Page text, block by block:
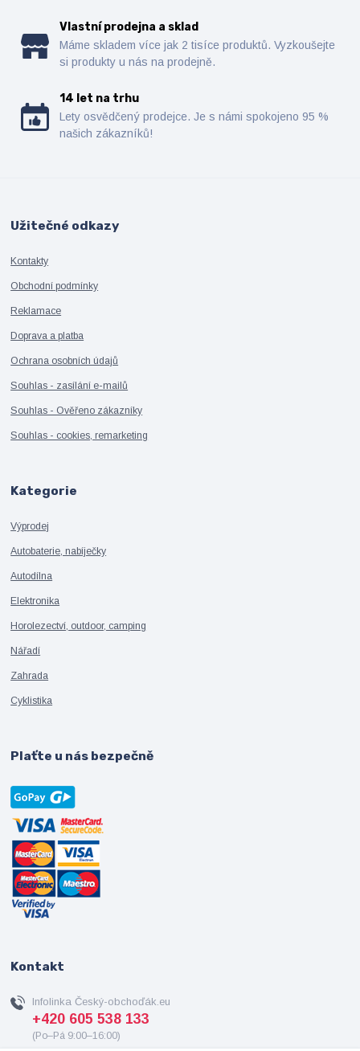
Vlastní prodejna a sklad
Máme skladem více jak 2 tisíce produktů. Vyzkoušejte
si produkty u nás na prodejně.
14 let na trhu
Lety osvědčený prodejce. Je s námi spokojeno 95 %
našich zákazníků!
Užitečné odkazy
Kontakty
Obchodní podmínky
Reklamace
Doprava a platba
Ochrana osobních údajů
Souhlas - zasílání e-mailů
Souhlas - Ověřeno zákazníky
Souhlas - cookies, remarketing
Kategorie
Výprodej
Autobaterie, nabíječky
Autodílna
Elektronika
Horolezectví, outdoor, camping
Nářadí
Zahrada
Cyklistika
Plaťte u nás bezpečně
Kontakt
Infolinka Český-obchoďák.eu
+420 605 538 133
(Po–Pá 9:00–16:00)